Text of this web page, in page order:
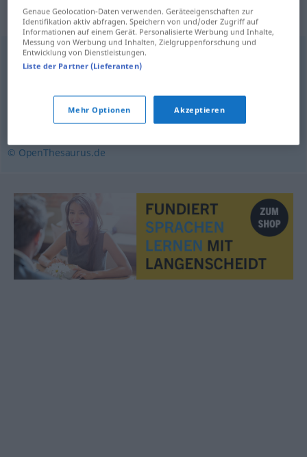
Synonyme für "intelligent"
anspruchsvoll
scharfsinnig,verständig,aufgeweckt (ugs.),klug
© OpenThesaurus.de
Genaue Geolocation-Daten verwenden. Geräteeigenschaften zur
Identifikation aktiv abfragen. Speichern von und/oder Zugriff auf
Informationen auf einem Gerät. Personalisierte Werbung und Inhalte,
Messung von Werbung und Inhalten, Zielgruppenforschung und
Entwicklung von Dienstleistungen.
Liste der Partner (Lieferanten)
Mehr Optionen Akzeptieren